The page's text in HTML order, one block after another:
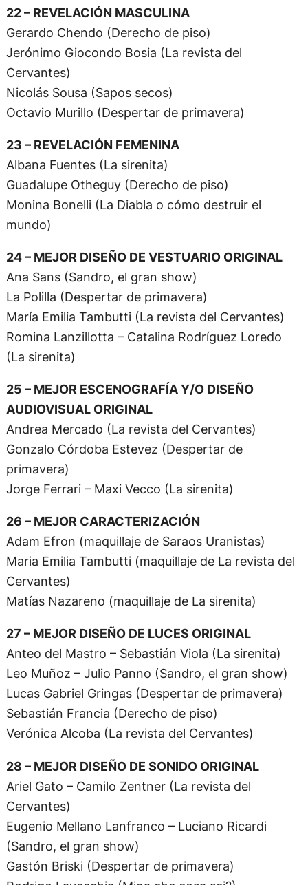
22 – REVELACIÓN MASCULINA
Gerardo Chendo (Derecho de piso)
Jerónimo Giocondo Bosia (La revista del
Cervantes)
Nicolás Sousa (Sapos secos)
Octavio Murillo (Despertar de primavera)
23 – REVELACIÓN FEMENINA
Albana Fuentes (La sirenita)
Guadalupe Otheguy (Derecho de piso)
Monina Bonelli (La Diabla o cómo destruir el
mundo)
24 – MEJOR DISEÑO DE VESTUARIO ORIGINAL
Ana Sans (Sandro, el gran show)
La Polilla (Despertar de primavera)
María Emilia Tambutti (La revista del Cervantes)
Romina Lanzillotta – Catalina Rodríguez Loredo
(La sirenita)
25 – MEJOR ESCENOGRAFÍA Y/O DISEÑO
AUDIOVISUAL ORIGINAL
Andrea Mercado (La revista del Cervantes)
Gonzalo Córdoba Estevez (Despertar de
primavera)
Jorge Ferrari – Maxi Vecco (La sirenita)
26 – MEJOR CARACTERIZACIÓN
Adam Efron (maquillaje de Saraos Uranistas)
Maria Emilia Tambutti (maquillaje de La revista del
Cervantes)
Matías Nazareno (maquillaje de La sirenita)
27 – MEJOR DISEÑO DE LUCES ORIGINAL
Anteo del Mastro – Sebastián Viola (La sirenita)
Leo Muñoz – Julio Panno (Sandro, el gran show)
Lucas Gabriel Gringas (Despertar de primavera)
Sebastián Francia (Derecho de piso)
Verónica Alcoba (La revista del Cervantes)
28 – MEJOR DISEÑO DE SONIDO ORIGINAL
Ariel Gato – Camilo Zentner (La revista del
Cervantes)
Eugenio Mellano Lanfranco – Luciano Ricardi
(Sandro, el gran show)
Gastón Briski (Despertar de primavera)